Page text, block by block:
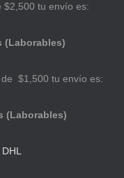
$2,500 tu envío es:
(Laborables)
$1,500 tu envío es:
(Laborables)
DHL